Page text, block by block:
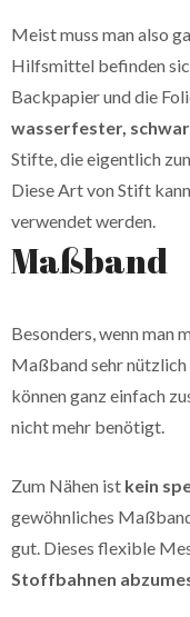
Meist muss man also
Hilfsmittel befinden
Backpapier und die
wasserfester,
Stifte, die eigentlich
Diese Art von Stift
verwendet werden.
Maßband
Besonders, wenn man
Maßband sehr
können ganz einfach
nicht mehr benötigt.
Zum Nähen ist kein
gewöhnliches
gut. Dieses flexible
Stoffbahnen